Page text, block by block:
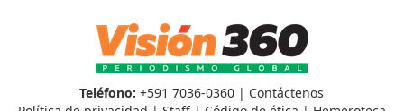
Teléfono: +591 7036-0360 | Contáctenos